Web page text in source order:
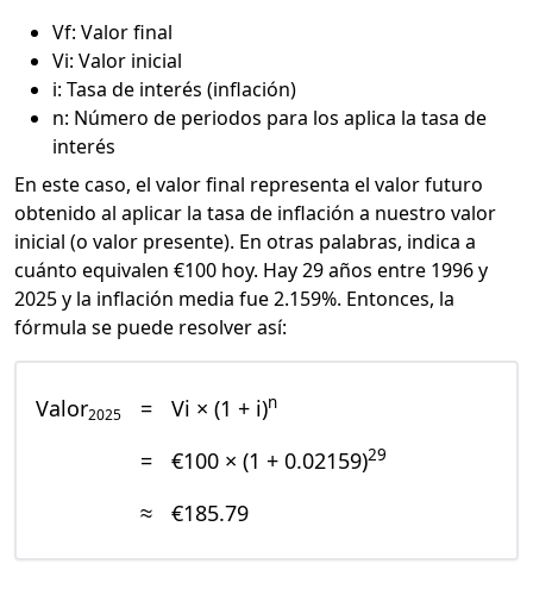
Vf: Valor final
Vi: Valor inicial
i: Tasa de interés (inflación)
n: Número de periodos para los aplica la tasa de
interés
En este caso, el valor final representa el valor futuro
obtenido al aplicar la tasa de inflación a nuestro valor
inicial (o valor presente). En otras palabras, indica a
cuánto equivalen €100 hoy. Hay 29 años entre 1996 y
2025 y la inflación media fue 2.159%. Entonces, la
fórmula se puede resolver así:
Valor2025 = Vi × (1 + i)n
= €100 × (1 + 0.02159)29
≈ €185.79